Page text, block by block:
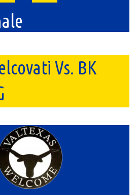
Vs. BK